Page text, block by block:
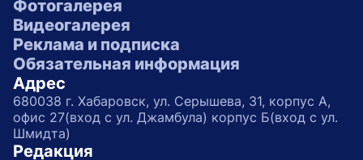
Фотогалерея
Видеогалерея
Реклама и подписка
Обязательная информация
Адрес
680038 г. Хабаровск, ул. Серышева, 31, корпус А,
офис 27(вход с ул. Джамбула) корпус Б(вход с ул.
Шмидта)
Редакция